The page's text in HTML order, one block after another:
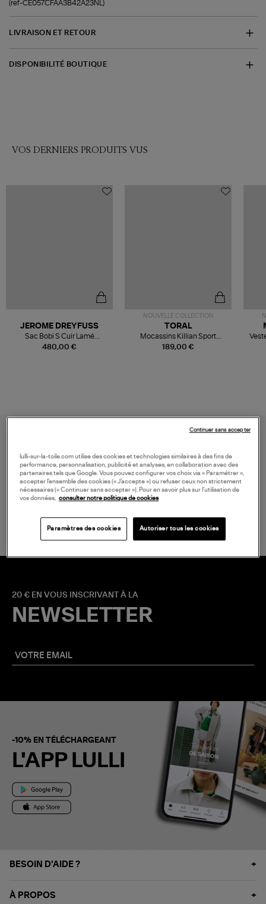
(ref-CE057CFAA3B42A23NL)
LIVRAISON ET RETOUR
DISPONIBILITÉ BOUTIQUE
VOS DERNIERS PRODUITS VUS
480,00 €
JEROME DREYFUSS
Sac Bobi S Cuir Lamé
Champagne
NOUVELLE COLLECTION
189,00 €
TORAL
Mocassins Killian Sport
Mousse
LIVRAISON GRATUITE
20 € EN VOUS INSCRIVANT À LA
NEWSLETTER
-10% EN TÉLÉCHARGEANT
L'APP LULLI
BESOIN D'AIDE ?
À PROPOS
lulli-sur-la-toile.com utilise des cookies et technologies similaires à des fins de
performance, personnalisation, publicité et analyses, en collaboration avec des
partenaires tels que Google. Vous pouvez configurer vos choix via « Paramétrer »,
accepter l’ensemble des cookies (« J’accepte ») ou refuser ceux non strictement
nécessaires (« Continuer sans accepter »). Pour en savoir plus sur l’utilisation de
vos données, consulter notre politique de cookies
Paramètres des cookies Autoriser tous les cookies
Continuer sans accepter